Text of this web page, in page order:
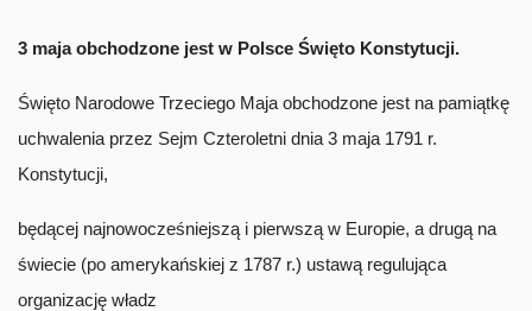
3 maja obchodzone jest w Polsce Święto Konstytucji.
Święto Narodowe Trzeciego Maja obchodzone jest na pamiątkę
uchwalenia przez Sejm Czteroletni dnia 3 maja 1791 r.
Konstytucji,
będącej najnowocześniejszą i pierwszą w Europie, a drugą na
świecie (po amerykańskiej z 1787 r.) ustawą regulująca
organizację władz